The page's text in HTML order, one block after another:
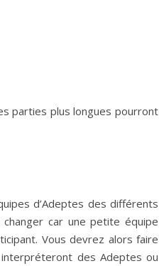
parties plus longues pourront
d’Adeptes des différents
car une petite équipe
Vous devrez alors faire
des Adeptes ou